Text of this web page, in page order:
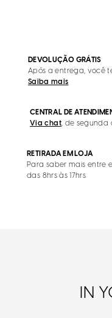
DEVOLUÇÃO GRÁTIS
Após a entrega, você
Saiba mais
CENTRAL DE
Via chat, de segunda
RETIRADA EM LOJA
Para saber mais entre
das 8hrs às 17hrs
IN